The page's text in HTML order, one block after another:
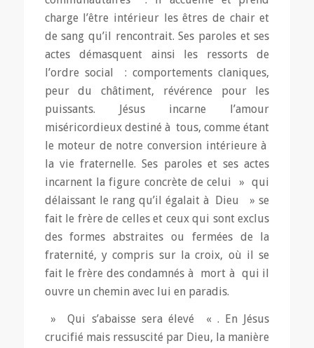
charge l’être intérieur les êtres de chair et
de sang qu’il rencontrait. Ses paroles et ses
actes démasquent ainsi les ressorts de
l’ordre social : comportements claniques,
peur du châtiment, révérence pour les
puissants. Jésus incarne l’amour
miséricordieux destiné à tous, comme étant
le moteur de notre conversion intérieure à
la vie fraternelle. Ses paroles et ses actes
incarnent la figure concrète de celui » qui
délaissant le rang qu’il égalait à Dieu » se
fait le frère de celles et ceux qui sont exclus
des formes abstraites ou fermées de la
fraternité, y compris sur la croix, où il se
fait le frère des condamnés à mort à qui il
ouvre un chemin avec lui en paradis.
» Qui s’abaisse sera élevé « . En Jésus
crucifié mais ressuscité par Dieu, la manière